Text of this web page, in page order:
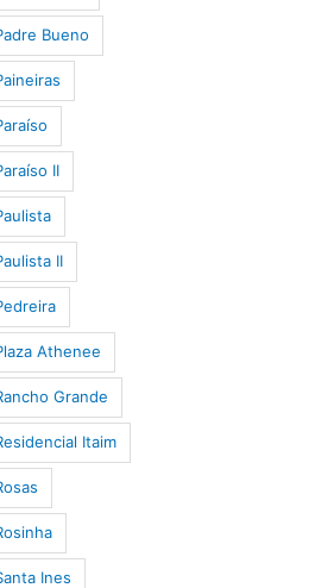
Bueno
II
II
Athenee
Grande
Itaim
Ines